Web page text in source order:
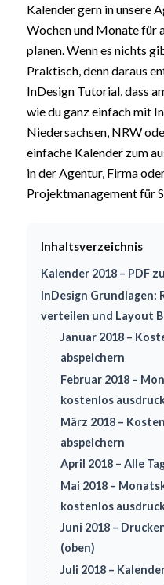
Kalender gern in unsere
Wochen und Monate für
planen. Wenn es nichts
Praktisch, denn daraus
InDesign Tutorial, dass
wie du ganz einfach mit
Niedersachsen, NRW
einfache Kalender zum
in der Agentur, Firma
Projektmanagement für
Inhaltsverzeichnis
Kalender 2018 – PDF
InDesign Grundlagen:
verteilen und Layout
Januar 2018 –
abspeichern
Februar 2018 –
kostenlos
März 2018 –
abspeichern
April 2018 – Alle
Mai 2018 –
kostenlos
Juni 2018 –
(oben)
Juli 2018 –